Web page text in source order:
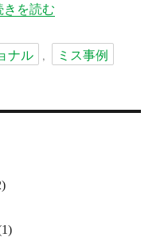
字を覚えよう” の
きを読む
ナル , ミス事例